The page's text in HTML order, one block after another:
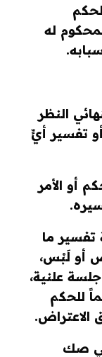
له
النظر
تفسير أيٍّ
أو الأمر
تفسير ما
أو لَبْس،
علنية،
للحكم
الاعتراض.
في صك